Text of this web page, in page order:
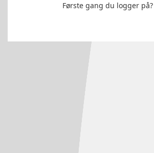
Første gang du logger på?